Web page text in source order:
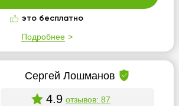
это бесплатно
Подробнее
Cергей Лошманов
4.9 отзывов: 87